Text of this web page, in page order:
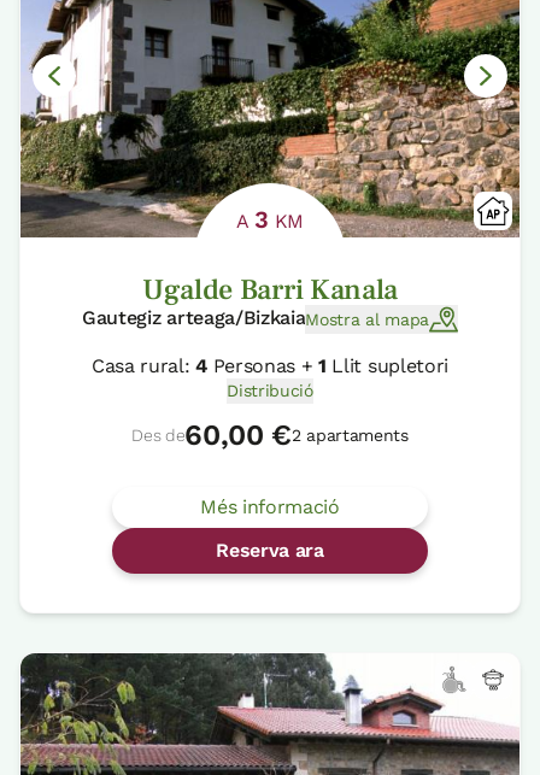
A 3 KM
Ugalde Barri Kanala
Gautegiz arteaga/BizkaiaMostra al mapa
Casa rural:4Personas +1 Llit supletori
Distribució
Des de60,00 €2 apartaments
Més informació
Reserva ara